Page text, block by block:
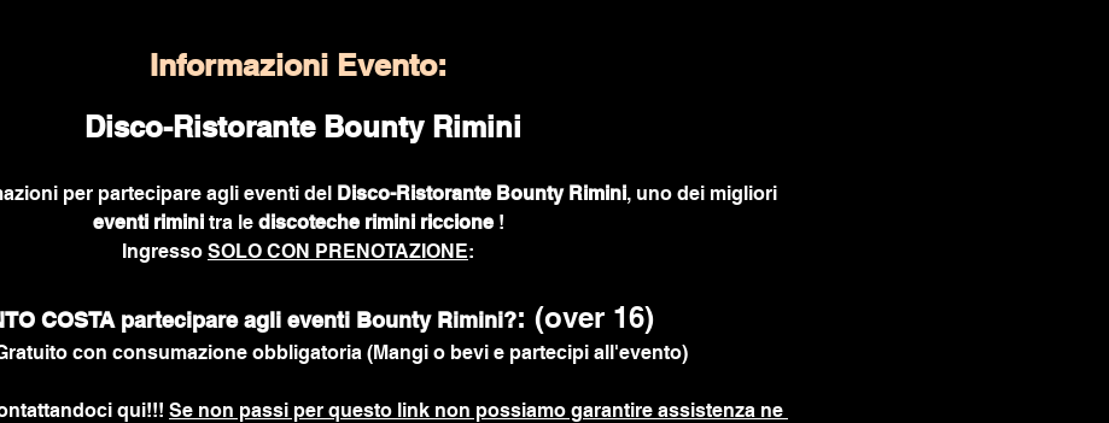
Informazioni Evento:
Disco-Ristorante Bounty Rimini
per partecipare agli eventi del Disco-Ristorante Bounty Rimini, uno dei migliori
eventi rimini tra le discoteche rimini riccione !
Ingresso SOLO CON PRENOTAZIONE:
COSTA partecipare agli eventi Bounty Rimini?: (over 16)
con consumazione obbligatoria (Mangi o bevi e partecipi all'evento)
qui!!! Se non passi per questo link non possiamo garantire assistenza ne